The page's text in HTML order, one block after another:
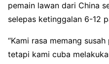
pemain lawan dari China
selepas ketinggalan 6-12
“Kami rasa memang
tetapi kami cuba